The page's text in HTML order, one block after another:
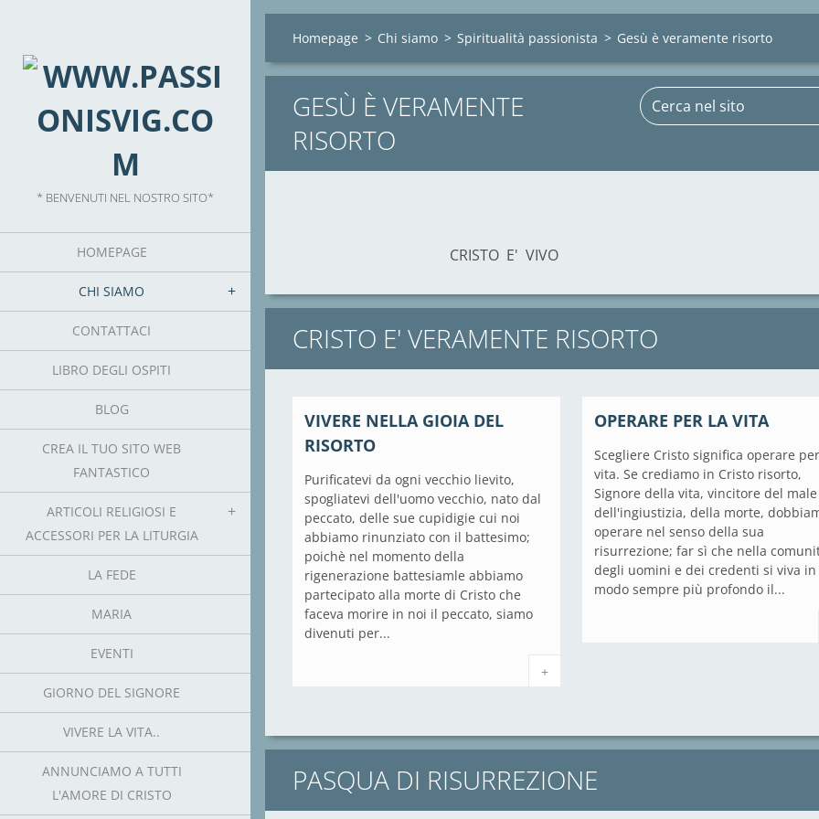
* BENVENUTI NEL NOSTRO SITO*
HOMEPAGE
CHI SIAMO
CONTATTACI
LIBRO DEGLI OSPITI
BLOG
CREA IL TUO SITO WEB
FANTASTICO
ARTICOLI RELIGIOSI E
ACCESSORI PER LA LITURGIA
LA FEDE
MARIA
EVENTI
GIORNO DEL SIGNORE
VIVERE LA VITA..
ANNUNCIAMO A TUTTI
L'AMORE DI CRISTO
Homepage > Chi siamo > Spiritualità passionista > Gesù è veramente risorto
GESÙ È VERAMENTE
RISORTO
CRISTO E' VIVO
CRISTO E' VERAMENTE RISORTO
VIVERE NELLA GIOIA DEL
RISORTO
Purificatevi da ogni vecchio lievito,
spogliatevi dell'uomo vecchio, nato dal
peccato, delle sue cupidigie cui noi
abbiamo rinunziato con il battesimo;
poichè nel momento della
rigenerazione battesiamle abbiamo
partecipato alla morte di Cristo che
faceva morire in noi il peccato, siamo
divenuti per...
+
OPERARE PER LA VITA
Scegliere Cristo significa operare
vita. Se crediamo in Cristo risorto,
Signore della vita, vincitore del male
dell'ingiustizia, della morte,
operare nel senso della sua
risurrezione; far sì che nella
degli uomini e dei credenti si viva in
modo sempre più profondo il...
PASQUA DI RISURREZIONE